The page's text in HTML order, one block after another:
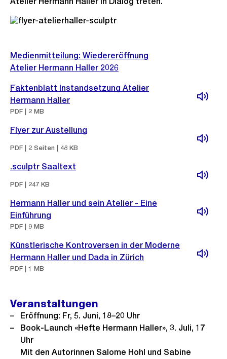
Medienmitteilung: Wiedereröffnung
Atelier Hermann Haller 2026
Faktenblatt Instandsetzung Atelier
Hermann Haller
PDF | 2 MB
Flyer zur Austellung
PDF | 2 Seiten | 48 KB
.sculptr Saaltext
PDF | 247 KB
Hermann Haller und sein Atelier - Eine
Einführung
PDF | 9 MB
Künstlerische Kontroversen in der Moderne
Hermann Haller und Dada in Zürich
PDF | 1 MB
Veranstaltungen
Eröffnung: Fr, 5. Juni, 18–20 Uhr
Book-Launch «Hefte Hermann Haller», 3. Juli, 17
Uhr
Mit den Autorinnen Salome Hohl und Sabine